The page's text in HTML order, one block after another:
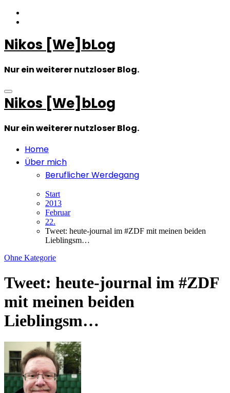
Zum
Inhalt
Nikos [We]bLog
Nur ein weiterer nutzloser Blog.
Nikos [We]bLog
Nur ein weiterer nutzloser Blog.
Home
Über mich
Beruflicher Werdegang
Start
2013
Februar
22.
Tweet: heute-journal im #ZDF mit meinen beiden
Lieblingsm…
Ohne Kategorie
Tweet: heute-journal im #ZDF
mit meinen beiden
Lieblingsm…